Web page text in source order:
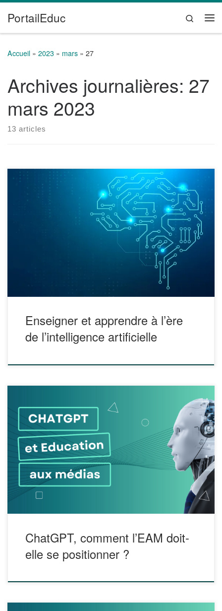
Passer au contenu
PortailEduc
Search
Accueil » 2023 » mars » 27
Archives journalières: 27
mars 2023
13 articles
Ce livre blanc intitulé “Enseigner et apprendre à l’ère de
l’Intelligence Artificielle, Acculturation, intégration et usages
créatifs de l’IA en éducation” et édité par Margarida
Romero, Laurent Heiser et Alexandre Lepage vise à
apporter aux différents acteurs éducatifs un éclairage
diversifié à l’égard des enjeux de l’acculturation et formation
Enseigner et apprendre à l’ère
de l’intelligence artificielle
Qu’est-ce que ChatGPT ? Comment fonctionne l’application
? Quels sont les opportunités et les dangers de ce type
d’application ? Quelles sont les dérives de l’intelligence
artificielle et de l’automatisation des contenus ? Depuis son
lancement en novembre 2022, l’application suscite le débat
autant qu’elle fascine. Quel que soit le […]
ChatGPT, comment l’EAM doit-
elle se positionner ?